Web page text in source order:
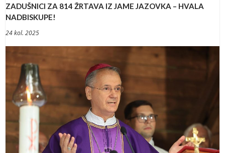
ZADUŠNICI ZA 814 ŽRTAVA IZ JAME JAZOVKA – HVALA
NADBISKUPE!
24 kol. 2025